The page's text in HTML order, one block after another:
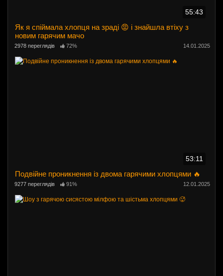
55:43
Як я спіймала хлопця на зраді 😡 і знайшла втіху з
новим гарячим мачо
2978 переглядів 72% 14.01.2025
53:11
Подвійне проникнення із двома гарячими хлопцями 🔥
9277 переглядів 91% 12.01.2025